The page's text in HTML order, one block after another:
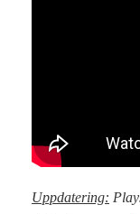
Uppdatering: